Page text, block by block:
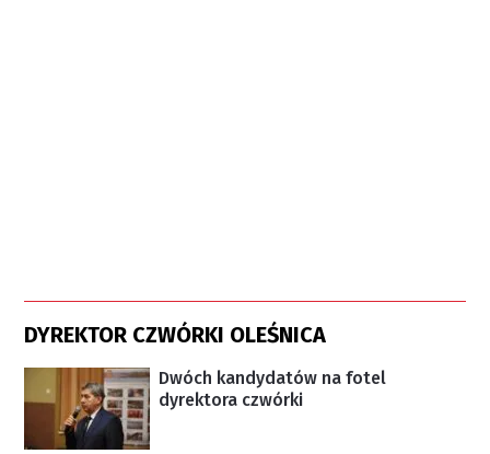
DYREKTOR CZWÓRKI OLEŚNICA
Dwóch kandydatów na fotel
dyrektora czwórki